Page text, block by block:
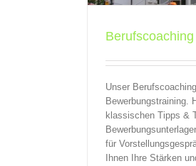
Berufscoaching
Unser
Bewerbungstraining.
klassischen Tipps &
für
Ihnen Ihre Stärken